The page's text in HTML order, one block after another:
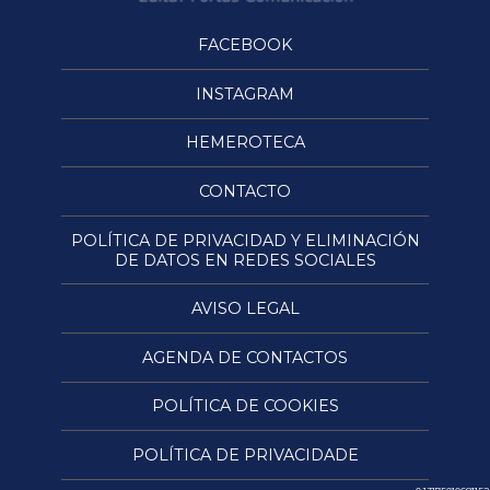
FACEBOOK
INSTAGRAM
HEMEROTECA
CONTACTO
POLÍTICA DE PRIVACIDAD Y ELIMINACIÓN
DE DATOS EN REDES SOCIALES
AVISO LEGAL
AGENDA DE CONTACTOS
POLÍTICA DE COOKIES
POLÍTICA DE PRIVACIDADE